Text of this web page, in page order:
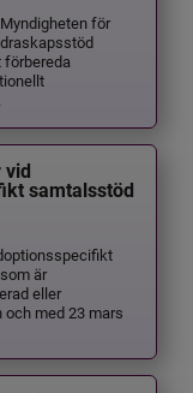
för
förbereda
vid
samtalsstöd
är
eller
och med 23 mars